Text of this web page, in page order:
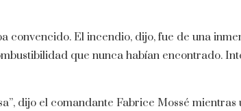
convencido. El incendio, dijo, fue de una
que nunca habían encontrado.
dijo el comandante Fabrice Mossé